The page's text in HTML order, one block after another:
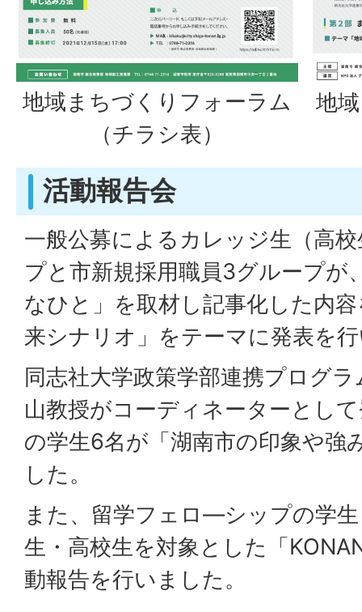
地域まちづくりフォーラム
（チラシ表）
地
活動報告会
一般公募によるカレッジ生（高
プと市新規採用職員3グループが
なひと」を取材し記事化した内
来シナリオ」をテーマに発表を
同志社大学政策学部連携プログ
山教授がコーディネーターとし
の学生6名が「湖南市の印象や強
した。
また、留学フェロ―シップの学
生・高校生を対象とした「
動報告を行いました。